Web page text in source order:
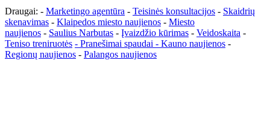
Draugai: - Marketingo agentūra - Teisinės konsultacijos - Skaidrių
skenavimas - Klaipedos miesto naujienos - Miesto
naujienos - Saulius Narbutas - Įvaizdžio kūrimas - Veidoskaita -
Teniso treniruotės - Pranešimai spaudai - Kauno naujienos -
Regionų naujienos - Palangos naujienos